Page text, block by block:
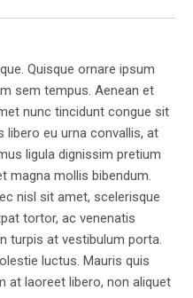
Quisque ornare ipsum
sem tempus. Aenean et
nunc tincidunt congue sit
libero eu urna convallis, at
ligula dignissim pretium
magna mollis bibendum.
nisl sit amet, scelerisque
tortor, ac venenatis
turpis at vestibulum porta.
luctus. Mauris quis
at laoreet libero, non aliquet